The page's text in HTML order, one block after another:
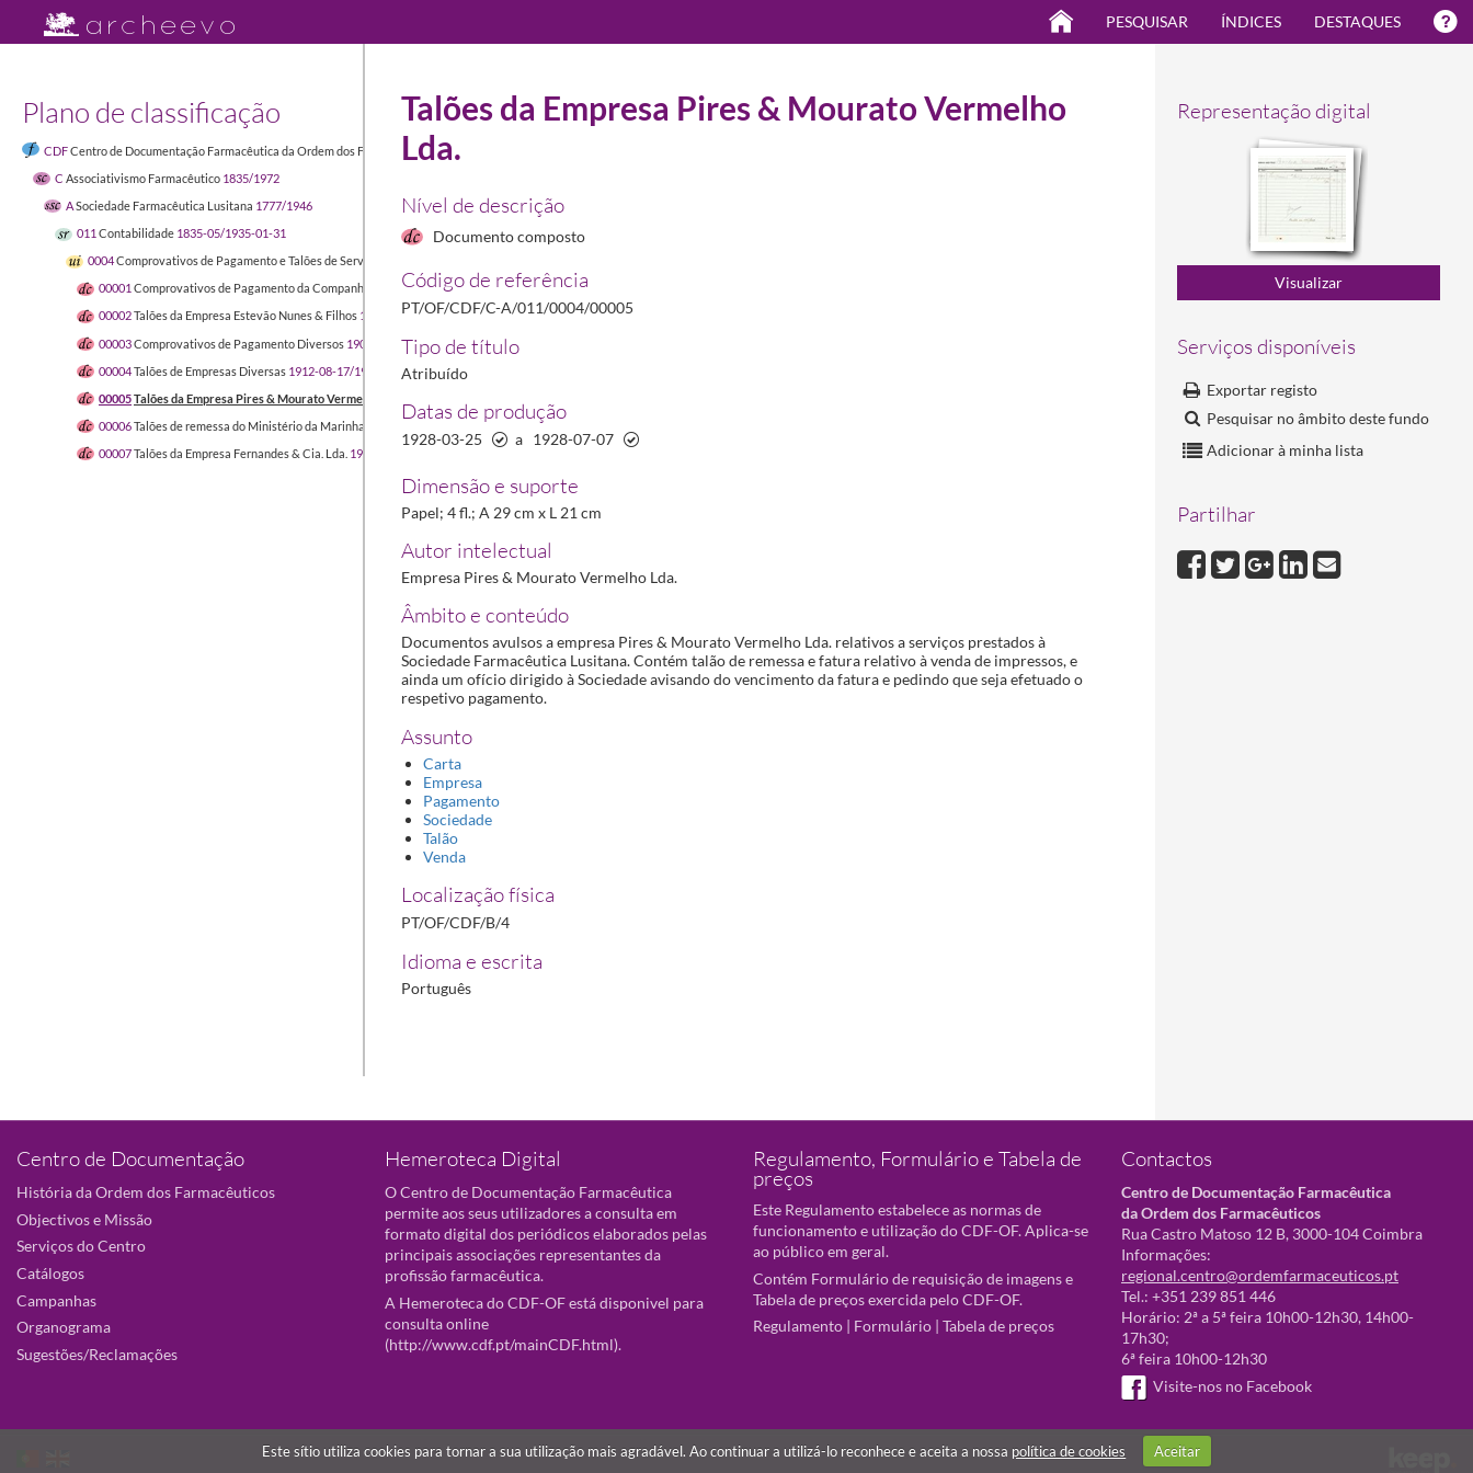
PESQUISAR ÍNDICES DESTAQUES
Plano de classificação
CDFCentro de Documentação Farmacêutica da Ordem dos Farmacêuticos 1449-04-22/2012
C Associativismo Farmacêutico 1835/1972
ASociedade Farmacêutica Lusitana 1777/1946
011 Contabilidade 1835-05/1935-01-31
0004Comprovativos de Pagamento e Talões de Serviços Prestados à Sociedade Farmacêutica Lusitana
00001 Comprovativos de Pagamento da Companhia de Seguros Fidelidade 1894-07-02/1904-07-01
00002Talões da Empresa Estevão Nunes & Filhos 1901-06-22/1904-06-18
00003Comprovativos de Pagamento Diversos 1904-06/1925-06-23
00004Talões de Empresas Diversas 1912-08-17/1935-01-31
00005Talões da Empresa Pires & Mourato Vermelho Lda.
00006Talões de remessa do Ministério da Marinha - Imprensa da Armada 1929-02-04/1929-02-09
00007Talões da Empresa Fernandes & Cia. Lda. 1929-07-23/1929-09-03
Representação digital
Serviços disponíveis
Exportar registo
Pesquisar no âmbito deste fundo
Adicionar à minha lista
Partilhar
Talões da Empresa Pires & Mourato Vermelho
Lda.
Nível de descrição
Documento composto
Código de referência
PT/OF/CDF/C-A/011/0004/00005
Tipo de título
Atribuído
Datas de produção
1928-03-25 a 1928-07-07
Dimensão e suporte
Papel; 4 fl.; A 29 cm x L 21 cm
Autor intelectual
Empresa Pires & Mourato Vermelho Lda.
Âmbito e conteúdo
Documentos avulsos a empresa Pires & Mourato Vermelho Lda. relativos a serviços prestados à
Sociedade Farmacêutica Lusitana. Contém talão de remessa e fatura relativo à venda de impressos, e
ainda um ofício dirigido à Sociedade avisando do vencimento da fatura e pedindo que seja efetuado o
respetivo pagamento.
Assunto
Carta
Empresa
Pagamento
Sociedade
Talão
Venda
Localização física
PT/OF/CDF/B/4
Idioma e escrita
Português
Centro de Documentação
História da Ordem dos Farmacêuticos
Objectivos e Missão
Serviços do Centro
Catálogos
Campanhas
Organograma
Sugestões/Reclamações
Hemeroteca Digital
O Centro de Documentação Farmacêutica
permite aos seus utilizadores a consulta em
formato digital dos periódicos elaborados pelas
principais associações representantes da
profissão farmacêutica.
A Hemeroteca do CDF-OF está disponivel para
consulta online
(http://www.cdf.pt/mainCDF.html).
Regulamento, Formulário e Tabela de
preços
Este Regulamento estabelece as normas de
funcionamento e utilização do CDF-OF. Aplica-se
ao público em geral.
Contém Formulário de requisição de imagens e
Tabela de preços exercida pelo CDF-OF.
Regulamento | Formulário | Tabela de preços
Contactos
Centro de Documentação Farmacêutica
da Ordem dos Farmacêuticos
Rua Castro Matoso 12 B, 3000-104 Coimbra
Informações:
regional.centro@ordemfarmaceuticos.pt
Tel.: +351 239 851 446
Horário: 2ª a 5ª feira 10h00-12h30, 14h00-
17h30;
6ª feira 10h00-12h30
Visite-nos no Facebook
Este sítio utiliza cookies para tornar a sua utilização mais agradável. Ao continuar a utilizá-lo reconhece e aceita a nossa política de cookies Aceitar